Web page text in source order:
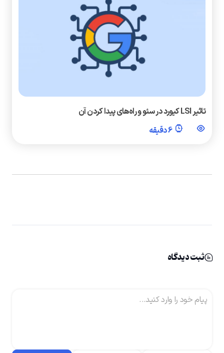
تاثیر LSI کیورد در سئو و راه‌های پیدا کردن آن
6 دقیقه
ثبت دیدگاه